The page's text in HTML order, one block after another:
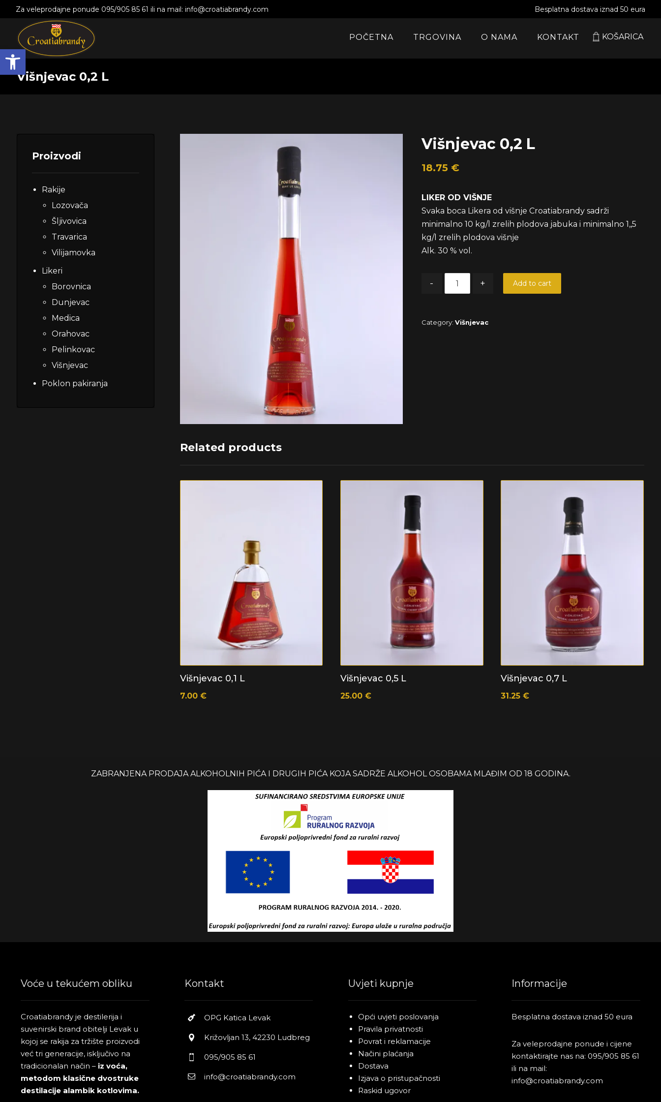
Open toolbar
Za veleprodajne ponude 095/905 85 61 ili na mail: info@croatiabrandy.com Besplatna dostava iznad 50 eura
KOŠARICA
POČETNA TRGOVINA O NAMA KONTAKT
Višnjevac 0,2 L
Višnjevac 0,2 L
18.75 €
LIKER OD VIŠNJE
Svaka boca Likera od višnje Croatiabrandy sadrži
minimalno 10 kg/l zrelih plodova jabuka i minimalno 1,,5
kg/l zrelih plodova višnje
Alk. 30 % vol.
- + Add to cart
Category: Višnjevac
Related products
Višnjevac 0,1 L
7.00 €
Višnjevac 0,5 L
25.00 €
Višnjevac 0,7 L
31.25€
Proizvodi
Rakije
Lozovača
Šljivovica
Travarica
Vilijamovka
Likeri
Borovnica
Dunjevac
Medica
Orahovac
Pelinkovac
Višnjevac
Poklon pakiranja
ZABRANJENA PRODAJA ALKOHOLNIH PIĆA I DRUGIH PIĆA KOJA SADRŽE ALKOHOL OSOBAMA MLAĐIM OD 18 GODINA.
Voće u tekućem obliku
Croatiabrandy je destilerija i
suvenirski brand obitelji Levak u
kojoj se rakija za tržište proizvodi
već tri generacije, isključivo na
tradicionalan način – iz voća,
metodom klasične dvostruke
destilacije alambik kotlovima.
Kontakt
OPG Katica Levak
Križovljan 13, 42230 Ludbreg
095/905 85 61
info@croatiabrandy.com
Uvjeti kupnje
Opći uvjeti poslovanja
Pravila privatnosti
Povrat i reklamacije
Načini plaćanja
Dostava
Izjava o pristupačnosti
Raskid ugovor
Informacije
Besplatna dostava iznad 50 eura
Za veleprodajne ponude i cijene
kontaktirajte nas na:095/905 85 61
ili na mail:
info@croatiabrandy.com